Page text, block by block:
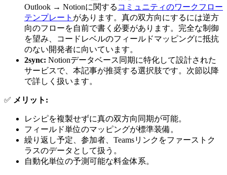
Outlook → Notionに関する コミュニティのワークフロー
テンプレート があります。真の双方向にするには逆方
向のフローを自前で書く必要があります。完全な制御
を望み、コードレベルのフィールドマッピングに抵抗
のない開発者に向いています。
2sync: Notionデータベース同期に特化して設計された
サービスで、本記事が推奨する選択肢です。次節以降
で詳しく扱います。
✅ メリット:
レシピを複製せずに真の双方向同期が可能。
フィールド単位のマッピングが標準装備。
繰り返し予定、参加者、Teamsリンクをファーストク
ラスのデータとして扱う。
自動化単位の予測可能な料金体系。